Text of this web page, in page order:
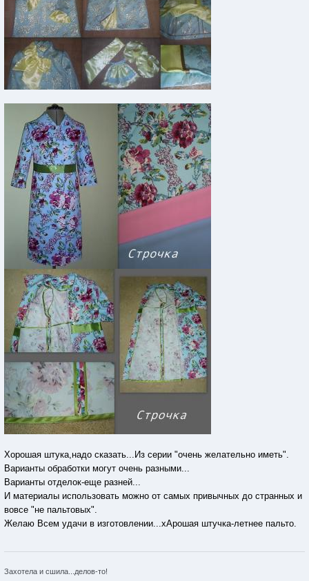
Хорошая штука,надо сказать...Из серии "очень желательно иметь".
Варианты обработки могут очень разными...
Варианты отделок-еще разней...
И материалы использовать можно от самых привычных до странных и
вовсе "не пальтовых".
Желаю Всем удачи в изготовлении...хАрошая штучка-летнее пальто.
Захотела и сшила...делов-то!